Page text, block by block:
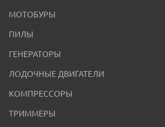
МОТОБУРЫ
ПИЛЫ
ГЕНЕРАТОРЫ
ЛОДОЧНЫЕ ДВИГАТЕЛИ
КОМПРЕССОРЫ
ТРИММЕРЫ